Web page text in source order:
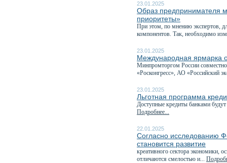
23.01.2025
Образ предпринимателя
приоритеты»
При этом, по мнению экспертов,
компонентов. Так, необходимо
23.01.2025
Международная ярмарка
Минпромторгом России
«Росконгресс», АО «Российский
23.01.2025
Льготная программа
Доступные кредиты банками
Подробнее...
22.01.2025
Согласно исследованию
становится развитие
креативного сектора экономики,
отличаются смелостью и...